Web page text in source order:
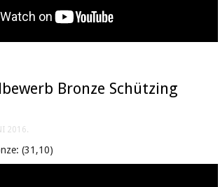
Bronze Schützing
2016.
(31,10)